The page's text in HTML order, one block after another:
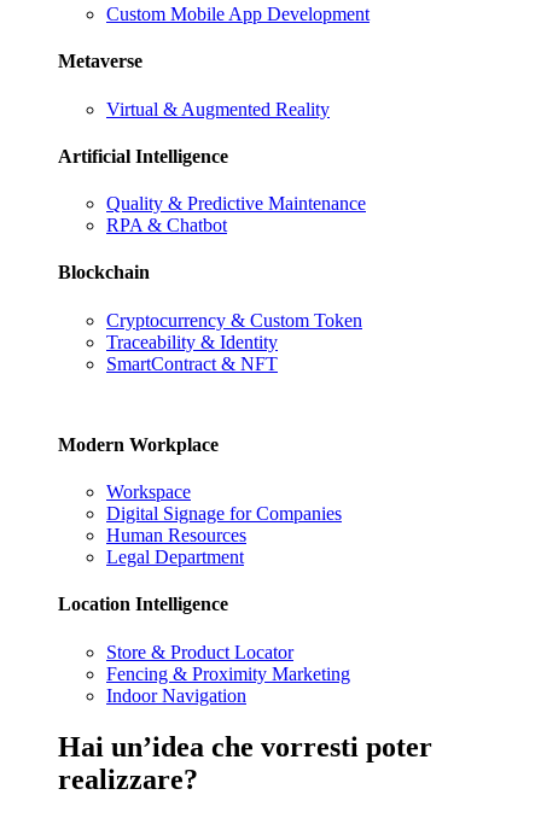
Custom Mobile App Development
Metaverse
Virtual & Augmented Reality
Artificial Intelligence
Quality & Predictive Maintenance
RPA & Chatbot
Blockchain
Cryptocurrency & Custom Token
Traceability & Identity
SmartContract & NFT
Modern Workplace
Workspace
Digital Signage for Companies
Human Resources
Legal Department
Location Intelligence
Store & Product Locator
Fencing & Proximity Marketing
Indoor Navigation
Hai un’idea che vorresti poter
realizzare?